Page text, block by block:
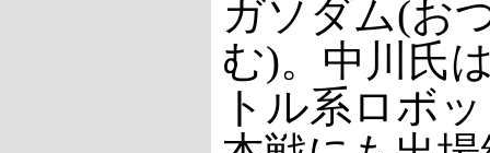
ガソダム(お
む)。中川氏
トル系ロボ